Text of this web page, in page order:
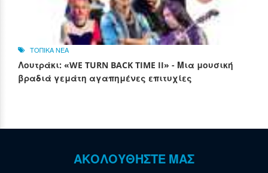
ΤΟΠΙΚΑ ΝΕΑ
Λουτράκι: «WE TURN BACK TIME II» - Μια μουσική
βραδιά γεμάτη αγαπημένες επιτυχίες
ΑΚΟΛΟΥΘΗΣΤΕ ΜΑΣ